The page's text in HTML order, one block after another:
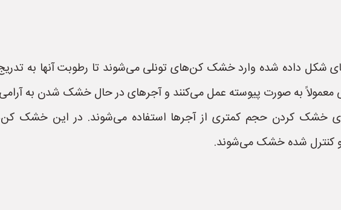
داده شده وارد خشک کن‌های تونلی می‌شوند تا رطوبت آنها به
به صورت پیوسته عمل می‌کنند و آجرهای در حال خشک شدن به آرامی
خشک کردن حجم کمتری از آجرها استفاده می‌شوند. در این خشک
و کنترل شده خشک می‌شوند.